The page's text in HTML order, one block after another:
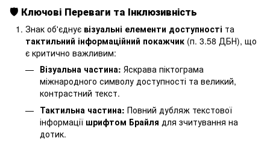
🛡️ Ключові Переваги та Інклюзивність
Знак об'єднує візуальні елементи доступності та
тактильний інформаційний покажчик (п. 3.58 ДБН), що
є критично важливим:
Візуальна частина: Яскрава піктограма
міжнародного символу доступності та великий,
контрастний текст.
Тактильна частина: Повний дубляж текстової
інформації шрифтом Брайля для зчитування на
дотик.